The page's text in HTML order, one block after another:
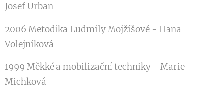
Josef Urban
2006 Metodika Ludmily Mojžíšové - Hana
Volejníková
1999 Měkké a mobilizační techniky - Marie
Michková